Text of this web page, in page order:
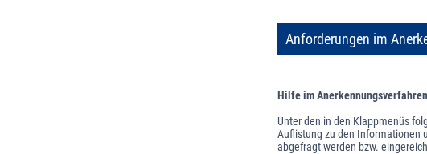
Anforderungen im
Hilfe im Anerkennungsverfahren
Unter den in den Klappmenüs
Auflistung zu den Informationen
abgefragt werden bzw.